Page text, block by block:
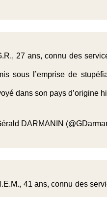
27 ans, connu des
sous l’emprise de
dans son pays d’origine
DARMANIN
41 ans, connu des